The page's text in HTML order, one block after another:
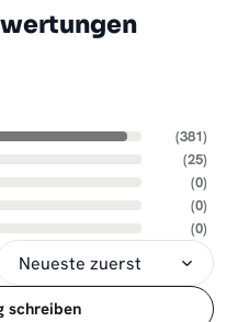
(381)
(25)
(0)
(0)
(0)
schreiben